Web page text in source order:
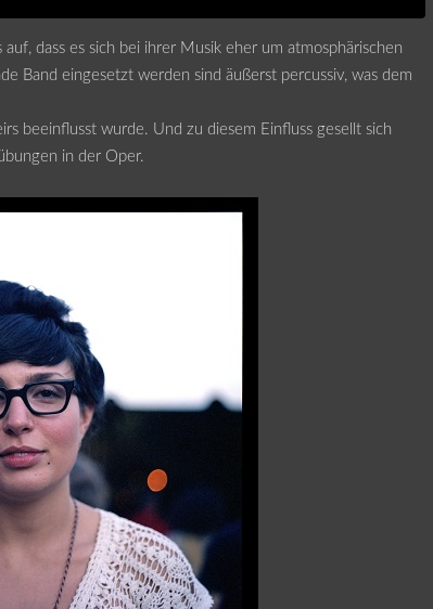
dass es sich bei ihrer Musik eher um atmosphärischen
Band eingesetzt werden sind äußerst percussiv, was dem
beeinflusst wurde. Und zu diesem Einfluss gesellt sich
in der Oper.